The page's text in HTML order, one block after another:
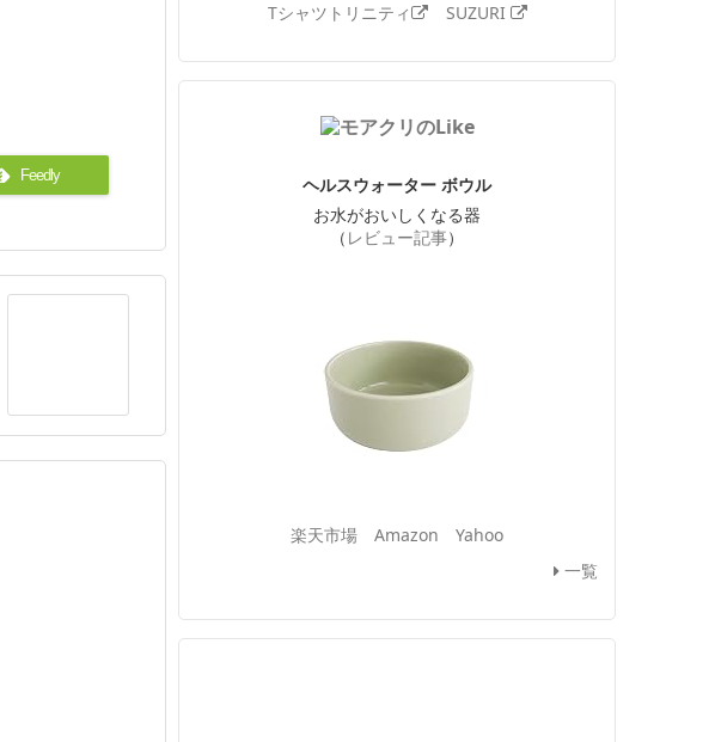
Feedly
Tシャツトリニティ
SUZURI
ヘルスウォーター ボウル
お水がおいしくなる器
（ レビュー記事）
楽天市場 Amazon
Yahoo
一覧